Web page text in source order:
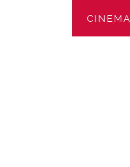
CINEMA